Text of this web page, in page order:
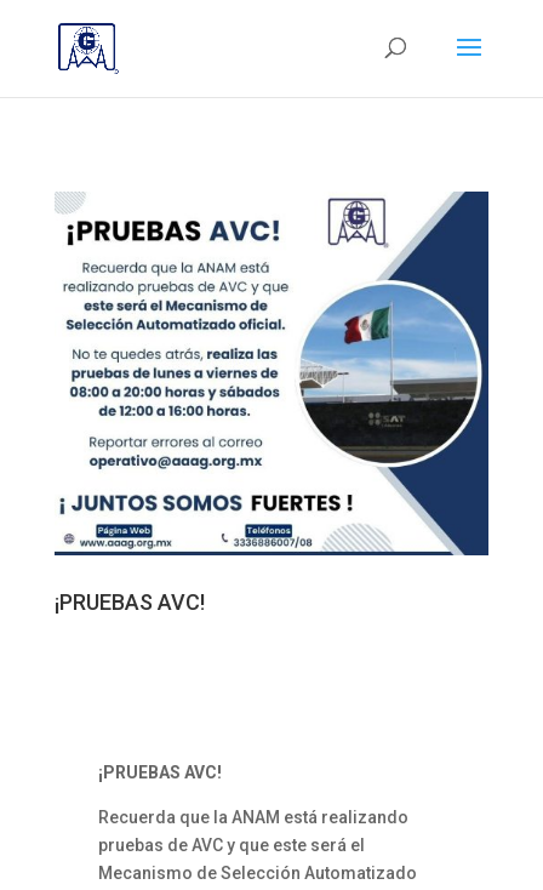
¡PRUEBAS AVC!
¡PRUEBAS AVC!
Recuerda que la ANAM está realizando
pruebas de AVC y que este será el
Mecanismo de Selección Automatizado